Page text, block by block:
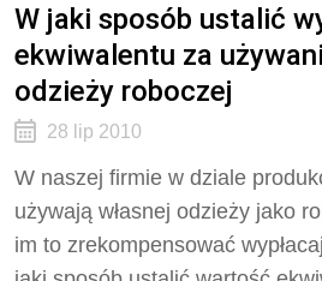
W jaki sposób ustalić
ekwiwalentu za
odzieży roboczej
28 lip 2010
W naszej firmie w dziale
używają własnej odzieży jako
im to zrekompensować